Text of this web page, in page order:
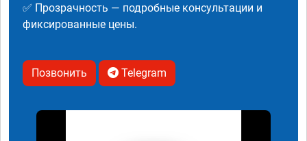
✅ Прозрачность — подробные консультации и
фиксированные цены.
Позвонить Telegram